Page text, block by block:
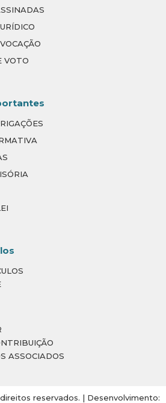
VOTO
ASSOCIADOS
reservados. | Desenvolvimento: